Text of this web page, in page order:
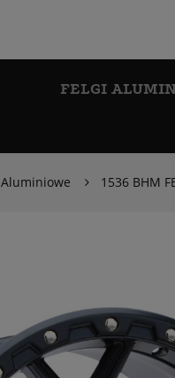
FELGI
Aluminiowe 1536 BHM